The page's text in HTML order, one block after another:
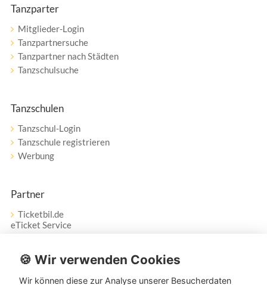
Tanzparter
Mitglieder-Login
Tanzpartnersuche
Tanzpartner nach Städten
Tanzschulsuche
Tanzschulen
Tanzschul-Login
Tanzschule registrieren
Werbung
Partner
Ticketbil.de
eTicket Service
Vertrag widerrufen
🍪 Wir verwenden Cookies
Wir können diese zur Analyse unserer Besucherdaten